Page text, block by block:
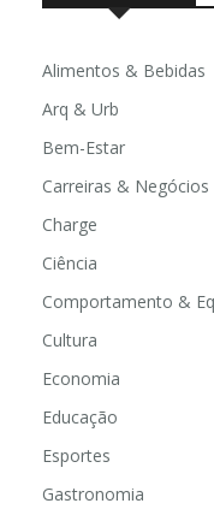
Alimentos & Bebidas
Arq & Urb
Bem-Estar
Carreiras & Negócios
Charge
Ciência
Comportamento &
Cultura
Economia
Educação
Esportes
Gastronomia